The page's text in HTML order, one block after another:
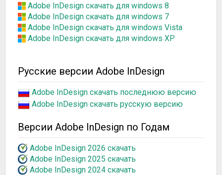
Adobe InDesign скачать для windows 8
Adobe InDesign скачать для windows 7
Adobe InDesign скачать для windows Vista
Adobe InDesign скачать для windows XP
Русские версии Adobe InDesign
Adobe InDesign скачать последнюю версию
Adobe InDesign скачать русскую версию
Версии Adobe InDesign по Годам
Adobe InDesign 2026 скачать
Adobe InDesign 2025 скачать
Adobe InDesign 2024 скачать